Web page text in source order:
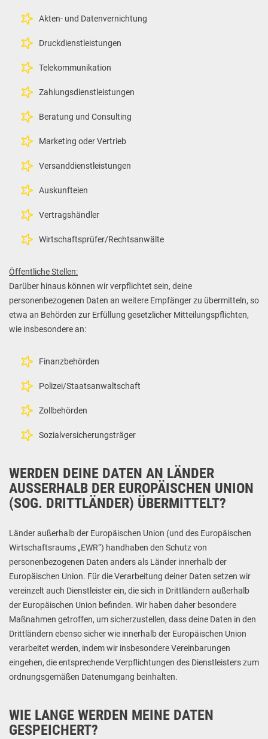
Akten- und Datenvernichtung
Druckdienstleistungen
Telekommunikation
Zahlungsdienstleistungen
Beratung und Consulting
Marketing oder Vertrieb
Versanddienstleistungen
Auskunfteien
Vertragshändler
Wirtschaftsprüfer/Rechtsanwälte
Öffentliche Stellen:
Darüber hinaus können wir verpflichtet sein, deine
personenbezogenen Daten an weitere Empfänger zu übermitteln, so
etwa an Behörden zur Erfüllung gesetzlicher Mitteilungspflichten,
wie insbesondere an:
Finanzbehörden
Polizei/Staatsanwaltschaft
Zollbehörden
Sozialversicherungsträger
WERDEN DEINE DATEN AN LÄNDER
AUSSERHALB DER EUROPÄISCHEN UNION (
SOG. DRITTLÄNDER) ÜBERMITTELT?
Länder außerhalb der Europäischen Union (und des Europäischen
Wirtschaftsraums „EWR“) handhaben den Schutz von
personenbezogenen Daten anders als Länder innerhalb der
Europäischen Union. Für die Verarbeitung deiner Daten setzen wir
vereinzelt auch Dienstleister ein, die sich in Drittländern außerhalb
der Europäischen Union befinden. Wir haben daher besondere
Maßnahmen getroffen, um sicherzustellen, dass deine Daten in den
Drittländern ebenso sicher wie innerhalb der Europäischen Union
verarbeitet werden, indem wir insbesondere Vereinbarungen
eingehen, die entsprechende Verpflichtungen des Dienstleisters zum
ordnungsgemäßen Datenumgang beinhalten.
WIE LANGE WERDEN MEINE DATEN
GESPEICHERT?